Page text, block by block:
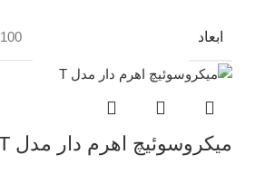
ابعاد 100 × 100 × 20 میلی‌متر
میکروسوئیچ اهرم دار مدل T